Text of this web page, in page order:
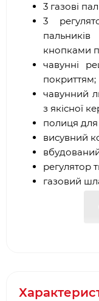
3 газові
3
кнопками
чавунні
покриттям;
чавунний
з якісної
полиця для
висувний
регулятор
газовий
Ексклюзивна
решітці,